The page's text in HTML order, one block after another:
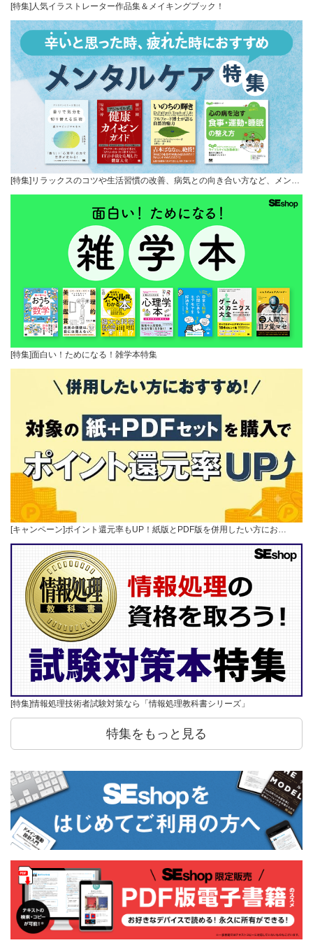
[特集]人気イラストレーター作品集＆メイキングブック！
[特集]リラックスのコツや生活習慣の改善、病気との向き合い方など、メン…
[特集]面白い！ためになる！雑学本特集
[キャンペーン]ポイント還元率もUP！紙版とPDF版を併用したい方にお…
[特集]情報処理技術者試験対策なら「情報処理教科書シリーズ」
特集をもっと見る